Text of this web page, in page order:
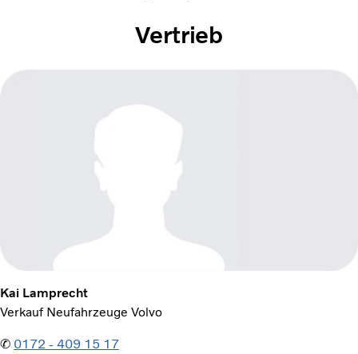
Vertrieb
Kai Lamprecht
Verkauf Neufahrzeuge Volvo
✆ 0172 - 409 15 17